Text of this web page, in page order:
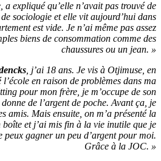
a expliqué qu’elle n’avait pas trouvé de
sociologie et elle vit aujourd’hui dans
est vide. Je n’ai même pas assez
biens de consommation comme des
chaussures ou un jean. »
, j’ai 18 ans. Je vis à Otjimuse, en
en raison de problèmes dans ma
pour mon frère, je m’occupe de son
de l’argent de poche. Avant ça, je
amis. Mais ensuite, on m’a présenté la
et j’ai mis fin à la vie inutile que je
peux gagner un peu d’argent pour moi.
Grâce à la JOC. »